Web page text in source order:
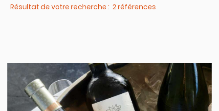
Résultat de votre recherche : 2 références